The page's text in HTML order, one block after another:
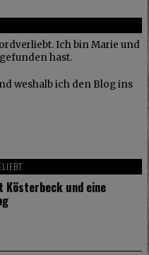
Ich bin Marie und
hast.
weshalb ich den Blog ins
und eine